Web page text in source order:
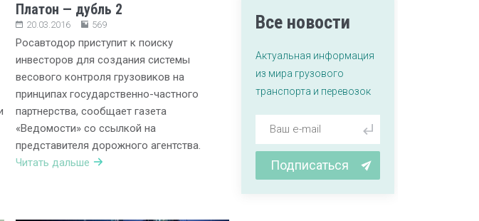
Платон — дубль 2
20.03.2016 569
Росавтодор приступит к поиску
инвесторов для создания системы
весового контроля грузовиков на
принципах государственно-частного
партнерства, сообщает газета
«Ведомости» со ссылкой на
представителя дорожного агентства.
Читать дальше
Все новости
Актуальная информация
из мира грузового
транспорта и перевозок
Подписаться